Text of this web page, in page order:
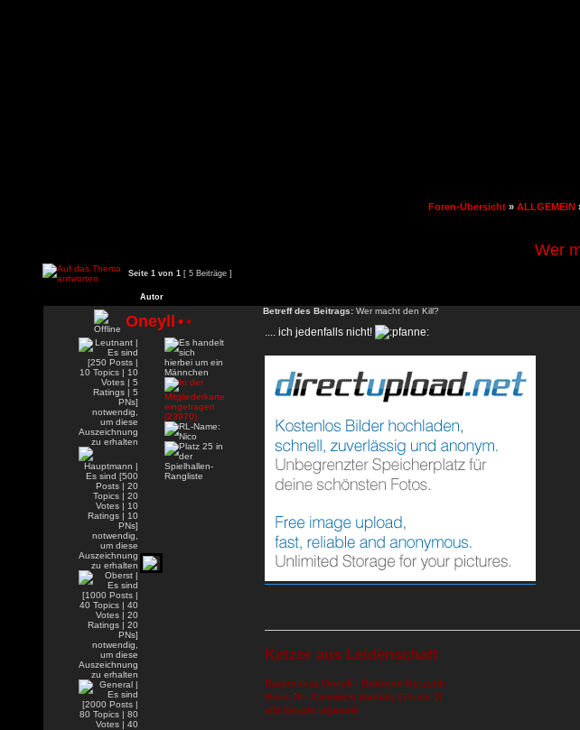
Foren-Übersicht » ALLGEMEIN
Wer
Seite 1 von 1 [ 5 Beiträge ]
Autor
Oneyll ••
Betreff des Beitrags: Wer macht den Kill?
.... ich jedenfalls nicht!
Ketzer aus Leidenschaft
Baronetess Oneyll - Bretonin Ketzerin
Haus 70 - Caerwent Bardale [Ywain 1]
alle Berufe legendär